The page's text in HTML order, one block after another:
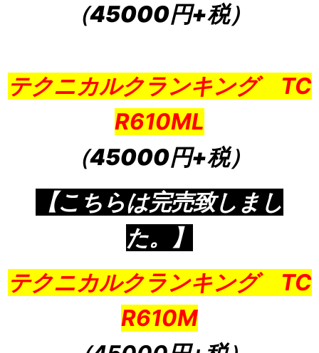
（45000円+税）
テクニカルクランキング TC
R610ML
（45000円+税）
【こちらは完売致しまし
た。】
テクニカルクランキング TC
R610M